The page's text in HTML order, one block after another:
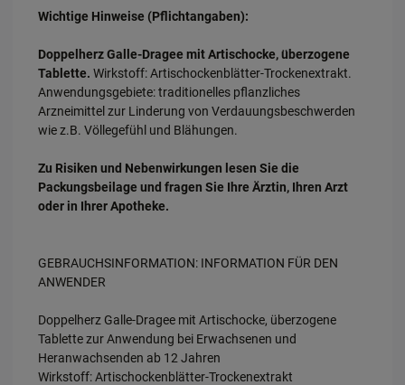
Wichtige Hinweise (Pflichtangaben):
Doppelherz Galle-Dragee mit Artischocke, überzogene
Tablette. Wirkstoff: Artischockenblätter-Trockenextrakt.
Anwendungsgebiete: traditionelles pflanzliches
Arzneimittel zur Linderung von Verdauungsbeschwerden
wie z.B. Völlegefühl und Blähungen.
Zu Risiken und Nebenwirkungen lesen Sie die
Packungsbeilage und fragen Sie Ihre Ärztin, Ihren Arzt
oder in Ihrer Apotheke.
GEBRAUCHSINFORMATION: INFORMATION FÜR DEN
ANWENDER
Doppelherz Galle-Dragee mit Artischocke, überzogene
Tablette zur Anwendung bei Erwachsenen und
Heranwachsenden ab 12 Jahren
Wirkstoff: Artischockenblätter-Trockenextrakt